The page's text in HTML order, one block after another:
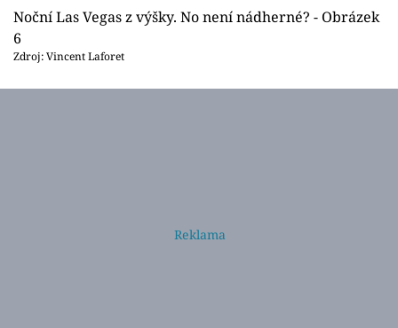
Noční Las Vegas z výšky. No není nádherné? - Obrázek
6
Zdroj: Vincent Laforet